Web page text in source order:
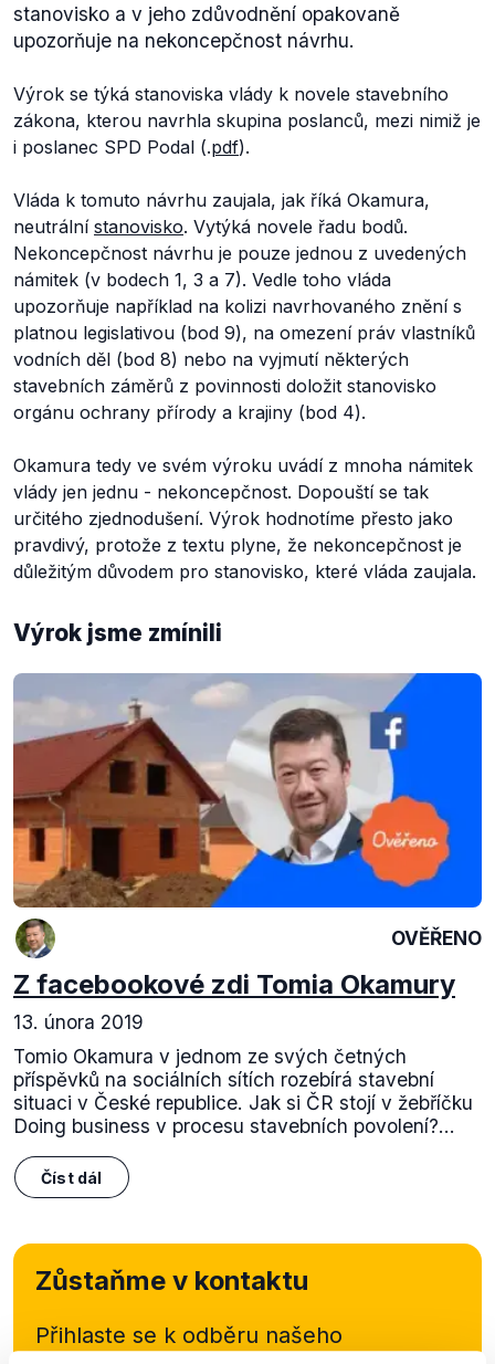
stanovisko a v jeho zdůvodnění opakovaně
upozorňuje na nekoncepčnost návrhu.
Výrok se týká stanoviska vlády k novele stavebního
zákona, kterou navrhla skupina poslanců, mezi nimiž je
i poslanec SPD Podal (.pdf).
Vláda k tomuto návrhu zaujala, jak říká Okamura,
neutrální stanovisko. Vytýká novele řadu bodů.
Nekoncepčnost návrhu je pouze jednou z uvedených
námitek (v bodech 1, 3 a 7). Vedle toho vláda
upozorňuje například na kolizi navrhovaného znění s
platnou legislativou (bod 9), na omezení práv vlastníků
vodních děl (bod 8) nebo na vyjmutí některých
stavebních záměrů z povinnosti doložit stanovisko
orgánu ochrany přírody a krajiny (bod 4).
Okamura tedy ve svém výroku uvádí z mnoha námitek
vlády jen jednu - nekoncepčnost. Dopouští se tak
určitého zjednodušení. Výrok hodnotíme přesto jako
pravdivý, protože z textu plyne, že nekoncepčnost je
důležitým důvodem pro stanovisko, které vláda zaujala.
Výrok jsme zmínili
OVĚŘENO
Z facebookové zdi Tomia Okamury
13. února 2019
Tomio Okamura v jednom ze svých četných
příspěvků na sociálních sítích rozebírá stavební
situaci v České republice. Jak si ČR stojí v žebříčku
Doing business v procesu stavebních povolení?...
Číst dál
Zůstaňme v kontaktu
Přihlaste se k odběru našeho